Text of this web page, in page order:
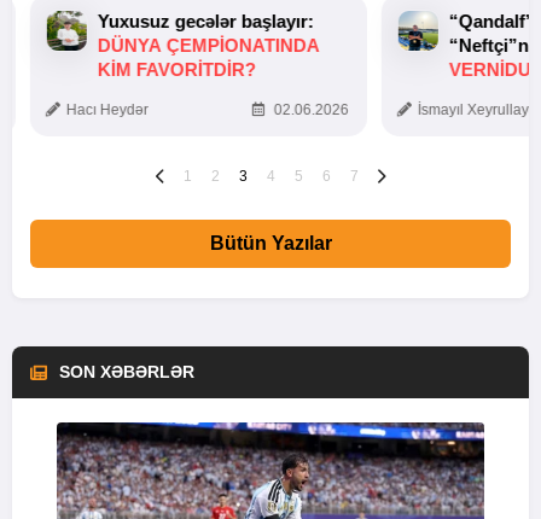
Yuxusuz gecələr başlayır:
DÜNYA ÇEMPIONATINDA
KIM FAVORITDIR?
Hacı Heydər 02.06.2026 İsmayıl
1 2 3 4 5 6 7
Bütün Yazılar
SON XƏBƏRLƏR